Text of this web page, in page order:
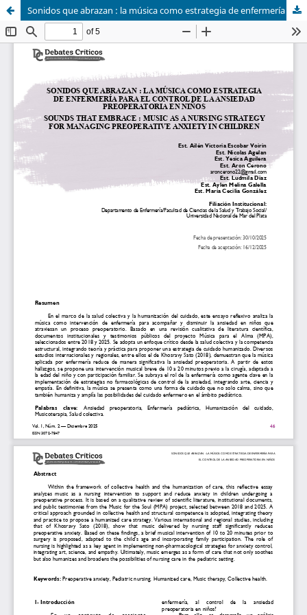
Sonidos que abrazan : la música como estrategia de enfermería para el control de la ansiedad preoperatoria en niños